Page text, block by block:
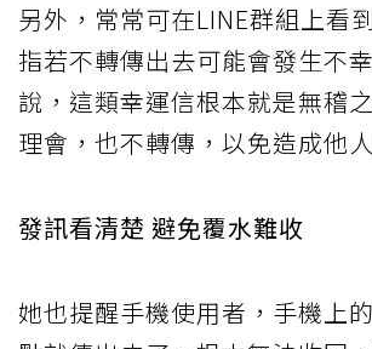
另外，常常可在LINE群組上看
指若不轉傳出去可能會發生不
說，這類幸運信根本就是無稽
理會，也不轉傳，以免造成他
發訊看清楚 避免覆水難收
她也提醒手機使用者，手機上